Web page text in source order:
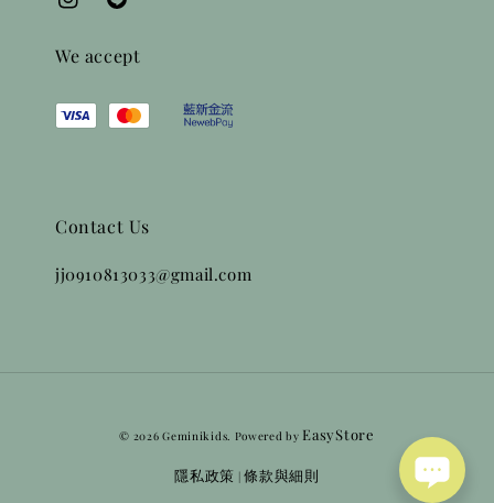
We accept
Contact Us
jj0910813033@gmail.com
© 2026 Geminikids. Powered by EasyStore
隱私政策 |條款與細則